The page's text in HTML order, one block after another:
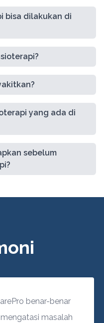
bisa dilakukan di
yang ada di
sebelum
benar-benar
masalah